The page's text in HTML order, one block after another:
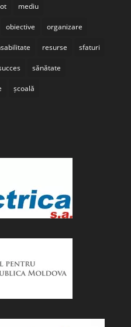
mediu
obiective organizare
resurse sfaturi
sănătate
școală